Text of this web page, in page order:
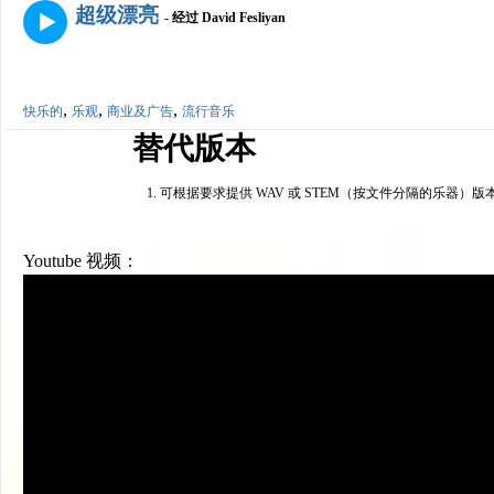
超级漂亮 - 经过 David Fesliyan
快乐的, 乐观, 商业及广告, 流行音乐
替代版本
可根据要求提供 WAV 或 STEM（按文件分隔的乐器）版
Youtube 视频：